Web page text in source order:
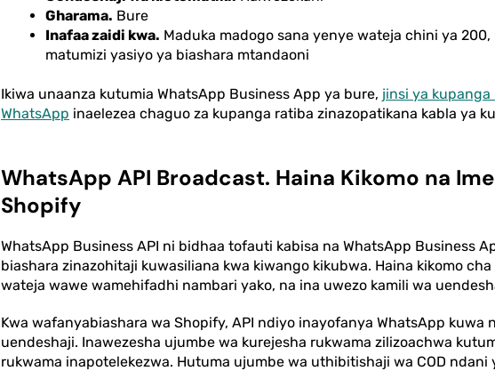
Gharama. Bure
Inafaa zaidi kwa. Maduka madogo sana yenye wateja chini ya
matumizi yasiyo ya biashara mtandaoni
Ikiwa unaanza kutumia WhatsApp Business App ya bure, jinsi ya
WhatsApp inaelezea chaguo za kupanga ratiba zinazopatikana kabla ya
WhatsApp API Broadcast. Haina Kikomo na
Shopify
WhatsApp Business API ni bidhaa tofauti kabisa na WhatsApp Business
biashara zinazohitaji kuwasiliana kwa kiwango kikubwa. Haina kikomo
wateja wawe wamehifadhi nambari yako, na ina uwezo kamili wa
Kwa wafanyabiashara wa Shopify, API ndiyo inayofanya WhatsApp kuwa
uendeshaji. Inawezesha ujumbe wa kurejesha rukwama zilizoachwa
rukwama inapotelekezwa. Hutuma ujumbe wa uthibitishaji wa COD ndani